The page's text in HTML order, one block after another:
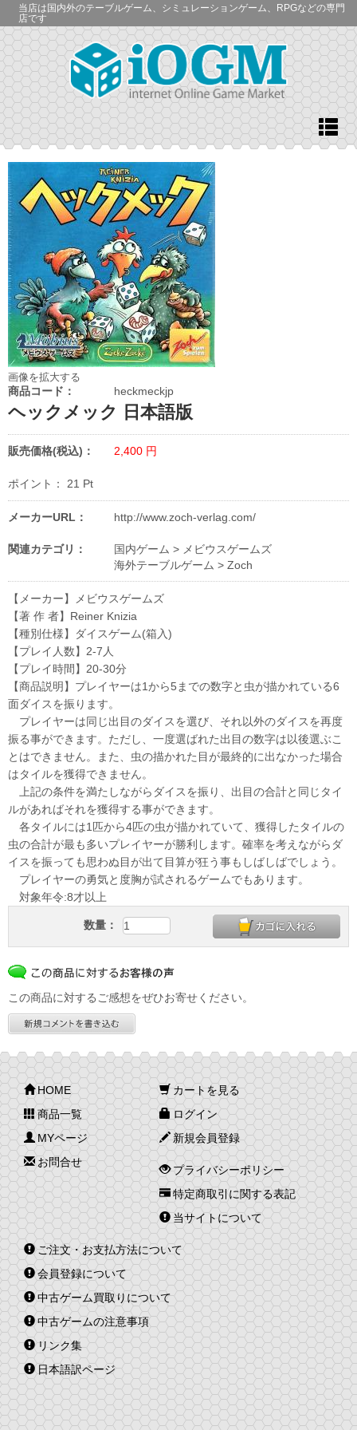
当店は国内外のテーブルゲーム、シミュレーションゲーム、RPGなどの専門
店です
画像を拡大する
商品コード： heckmeckjp
ヘックメック 日本語版
販売価格(税込)： 2,400 円
ポイント： 21 Pt
メーカーURL： http://www.zoch-verlag.com/
関連カテゴリ： 国内ゲーム > メビウスゲームズ
海外テーブルゲーム > Zoch
【メーカー】メビウスゲームズ
【著 作 者】Reiner Knizia
【種別仕様】ダイスゲーム(箱入)
【プレイ人数】2-7人
【プレイ時間】20-30分
【商品説明】プレイヤーは1から5までの数字と虫が描かれている6
面ダイスを振ります。
プレイヤーは同じ出目のダイスを選び、それ以外のダイスを再度
振る事ができます。ただし、一度選ばれた出目の数字は以後選ぶこ
とはできません。また、虫の描かれた目が最終的に出なかった場合
はタイルを獲得できません。
上記の条件を満たしながらダイスを振り、出目の合計と同じタイ
ルがあればそれを獲得する事ができます。
各タイルには1匹から4匹の虫が描かれていて、獲得したタイルの
虫の合計が最も多いプレイヤーが勝利します。確率を考えながらダ
イスを振っても思わぬ目が出て目算が狂う事もしばしばでしょう。
プレイヤーの勇気と度胸が試されるゲームでもあります。
対象年令:8才以上
数量：
この商品に対するご感想をぜひお寄せください。
HOME
商品一覧
MYページ
お問合せ
カートを見る
ログイン
新規会員登録
プライバシーポリシー
特定商取引に関する表記
当サイトについて
ご注文・お支払方法について
会員登録について
中古ゲーム買取りについて
中古ゲームの注意事項
リンク集
日本語訳ページ